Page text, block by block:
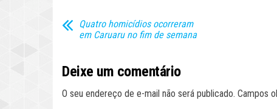
Quatro homicídios ocorreram
em Caruaru no fim de semana
Deixe um comentário
O seu endereço de e-mail não será publicado. Campos